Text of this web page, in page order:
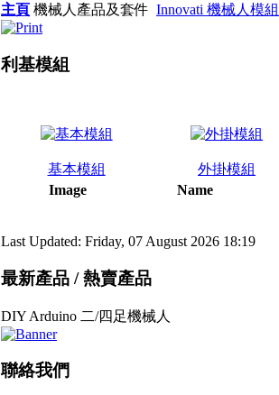
主頁 機械人產品及套件 Innovati 機械人模組
利基模組
基本模組 外掛模組
Image
Name
Last Updated: Friday, 07 August 2026 18:19
最新產品 / 熱賣產品
DIY Arduino 二/四足機械人
聯絡我們